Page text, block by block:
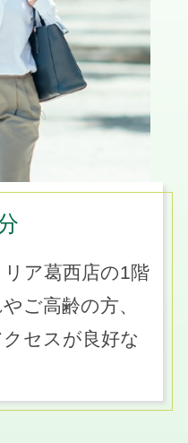
ア葛西店の1階
ご高齢の方、
セスが良好な